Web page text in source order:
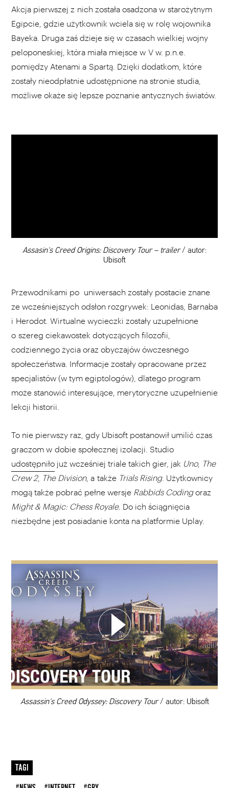
Akcja pierwszej z nich została osadzona w starożytnym
Egipcie, gdzie użytkownik wciela się w rolę wojownika
Bayeka. Druga zaś dzieje się w czasach wielkiej wojny
peloponeskiej, która miała miejsce w V w. p.n.e.
pomiędzy Atenami a Spartą. Dzięki dodatkom, które
zostały nieodpłatnie udostępnione na stronie studia,
możliwe okaże się lepsze poznanie antycznych światów.
Assasin's Creed Origins: Discovery Tour – trailer/ autor:
Ubisoft
Przewodnikami po uniwersach zostały postacie znane
ze wcześniejszych odsłon rozgrywek: Leonidas, Barnaba
i Herodot. Wirtualne wycieczki zostały uzupełnione
o szereg ciekawostek dotyczących filozofii,
codziennego życia oraz obyczajów ówczesnego
społeczeństwa. Informacje zostały opracowane przez
specjalistów (w tym egiptologów), dlatego program
może stanowić interesujące, merytoryczne uzupełnienie
lekcji historii.
To nie pierwszy raz, gdy Ubisoft postanowił umilić czas
graczom w dobie społecznej izolacji. Studio
udostępniło już wcześniej triale takich gier, jak Uno, The
Crew 2, The Division, a także Trials Rising. Użytkownicy
mogą także pobrać pełne wersje Rabbids Codingoraz
Might & Magic: Chess Royale. Do ich ściągnięcia
niezbędne jest posiadanie konta na platformie Uplay.
00:00
Assassin's Creed Odyssey: Discovery Tour/ autor: Ubisoft
DODAJ TEN FILM DO PLAYLISTY
TAGI